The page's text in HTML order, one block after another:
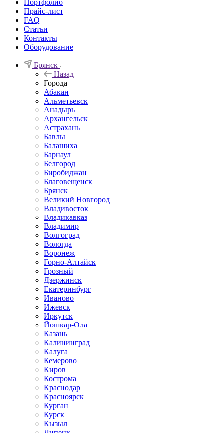
Портфолио
Прайс-лист
FAQ
Статьи
Контакты
Оборудование
Брянск
Назад
Города
Абакан
Альметьевск
Анадырь
Архангельск
Астрахань
Бавлы
Балашиха
Барнаул
Белгород
Биробиджан
Благовещенск
Брянск
Великий Новгород
Владивосток
Владикавказ
Владимир
Волгоград
Вологда
Воронеж
Горно-Алтайск
Грозный
Дзержинск
Екатеринбург
Иваново
Ижевск
Иркутск
Йошкар-Ола
Казань
Калининград
Калуга
Кемерово
Киров
Кострома
Краснодар
Красноярск
Курган
Курск
Кызыл